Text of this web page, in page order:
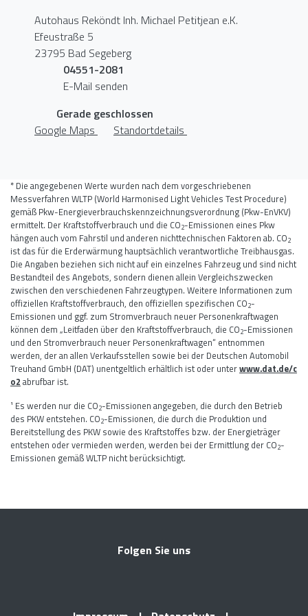
Autohaus Reköndt Inh. Michael Petitjean e.K.
Efeustraße 5
23795 Bad Segeberg
04551-2081
E-Mail senden
Gerade geschlossen
Google Maps
Standortdetails
* Die angegebenen Werte wurden nach dem vorgeschriebenen
Messverfahren WLTP (World Harmonised Light Vehicles Test Procedure)
gemäß Pkw-Energieverbrauchskennzeichnungsverordnung (Pkw-EnVKV)
ermittelt. Der Kraftstoffverbrauch und die CO2-Emissionen eines Pkw
hängen auch vom Fahrstil und anderen nichttechnischen Faktoren ab. CO2
ist das für die Erderwärmung hauptsächlich verantwortliche Treibhausgas.
Die Angaben beziehen sich nicht auf ein einzelnes Fahrzeug und sind nicht
Bestandteil des Angebots, sondern dienen allein Vergleichszwecken
zwischen den verschiedenen Fahrzeugtypen. Weitere Informationen zum
offiziellen Kraftstoffverbrauch, den offiziellen spezifischen CO2-
Emissionen und ggf. zum Stromverbrauch neuer Personenkraftwagen
können dem „Leitfaden über den Kraftstoffverbrauch, die CO2-Emissionen
und den Stromverbrauch neuer Personenkraftwagen“ entnommen
werden, der an allen Verkaufsstellen sowie bei der Deutschen Automobil
Treuhand GmbH (DAT) unentgeltlich erhältlich ist oder unterwww.dat.de/c
o2 abrufbar ist.
¹ Es werden nur die CO2-Emissionen angegeben, die durch den Betrieb
des PKW entstehen. CO2-Emissionen, die durch die Produktion und
Bereitstellung des PKW sowie des Kraftstoffes bzw. der Energieträger
entstehen oder vermieden werden, werden bei der Ermittlung der CO2-
Emissionen gemäß WLTP nicht berücksichtigt.
Folgen Sie uns